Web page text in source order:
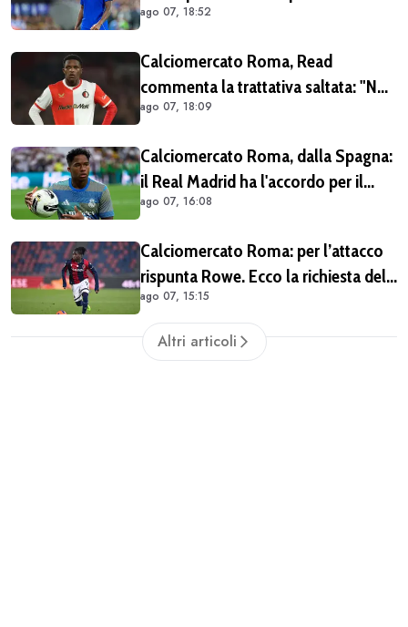
fattibile solo in prestito
ago 07, 18:52
Calciomercato Roma, Read
commenta la trattativa saltata: "Non
dovevo per forza lasciare il
Champions e ho ancora da imparare
qui" (VIDEO)
ago 07, 18:09
Calciomercato Roma, dalla Spagna:
il Real Madrid ha l'accordo per il
prestito di Endrick in Premier League
ago 07, 16:08
Calciomercato Roma: per l’attacco
rispunta Rowe. Ecco la richiesta del
Bologna
ago 07, 15:15
Altri articoli